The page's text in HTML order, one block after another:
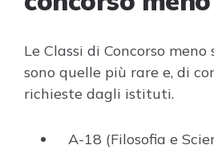
Le Classi di Concorso meno
sono quelle più rare e, di
richieste dagli istituti.
A-18 (Filosofia e